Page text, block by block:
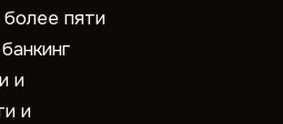
пяти
и
и